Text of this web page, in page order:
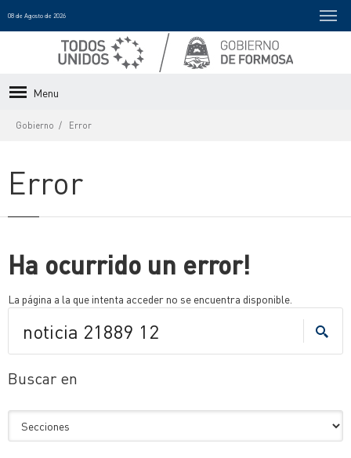
08 de Agosto de 2026
Menu
Gobierno Error
Error
Ha ocurrido un error!
La página a la que intenta acceder no se encuentra disponible.
Buscar en